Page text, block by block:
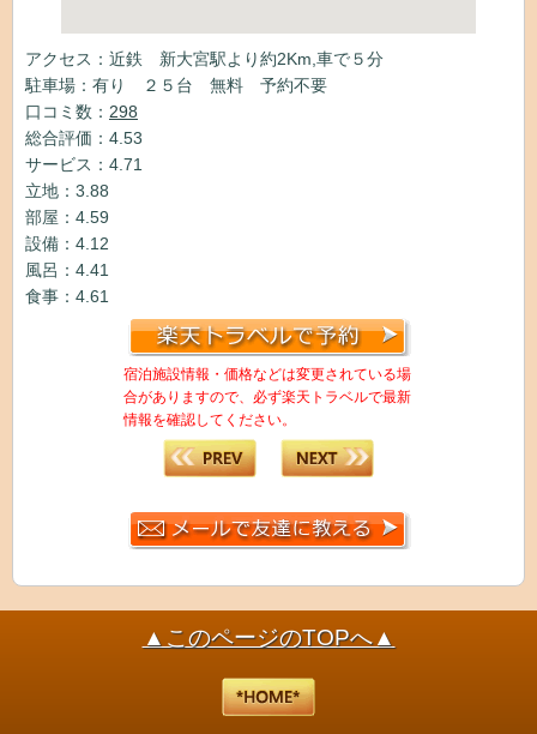
アクセス：近鉄 新大宮駅より約2Km,車で５分
駐車場：有り ２５台 無料 予約不要
口コミ数： 298
総合評価：4.53
サービス：4.71
立地：3.88
部屋：4.59
設備：4.12
風呂：4.41
食事：4.61
宿泊施設情報・価格などは変更されている場
合がありますので、必ず楽天トラベルで最新
情報を確認してください。
▲このページのTOPへ▲